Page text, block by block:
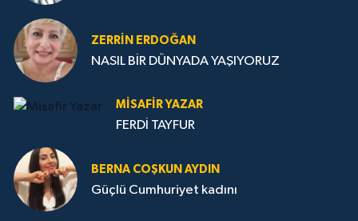
ZERRIN ERDOĞAN
NASIL BİR DÜNYADA YAŞIYORUZ
MISAFIR YAZAR
FERDİ TAYFUR
BERNA COŞKUN AYDIN
Güçlü Cumhuriyet kadını